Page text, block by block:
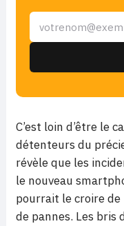
C’est loin d’être le
détenteurs du
révèle que les
le nouveau
pourrait le croire de
de pannes. Les bris